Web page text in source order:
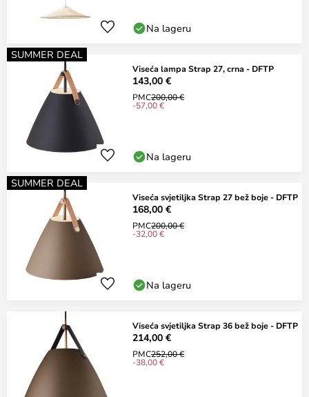
Na lageru
SUMMER DEAL
Viseća lampa Strap 27, crna - DFTP
143,00 €
PMC200,00 €
-57,00 €
Na lageru
SUMMER DEAL
Viseća svjetiljka Strap 27 bež boje - DFTP
168,00 €
PMC200,00 €
-32,00 €
Na lageru
Viseća svjetiljka Strap 36 bež boje - DFTP
214,00 €
PMC252,00 €
-38,00 €